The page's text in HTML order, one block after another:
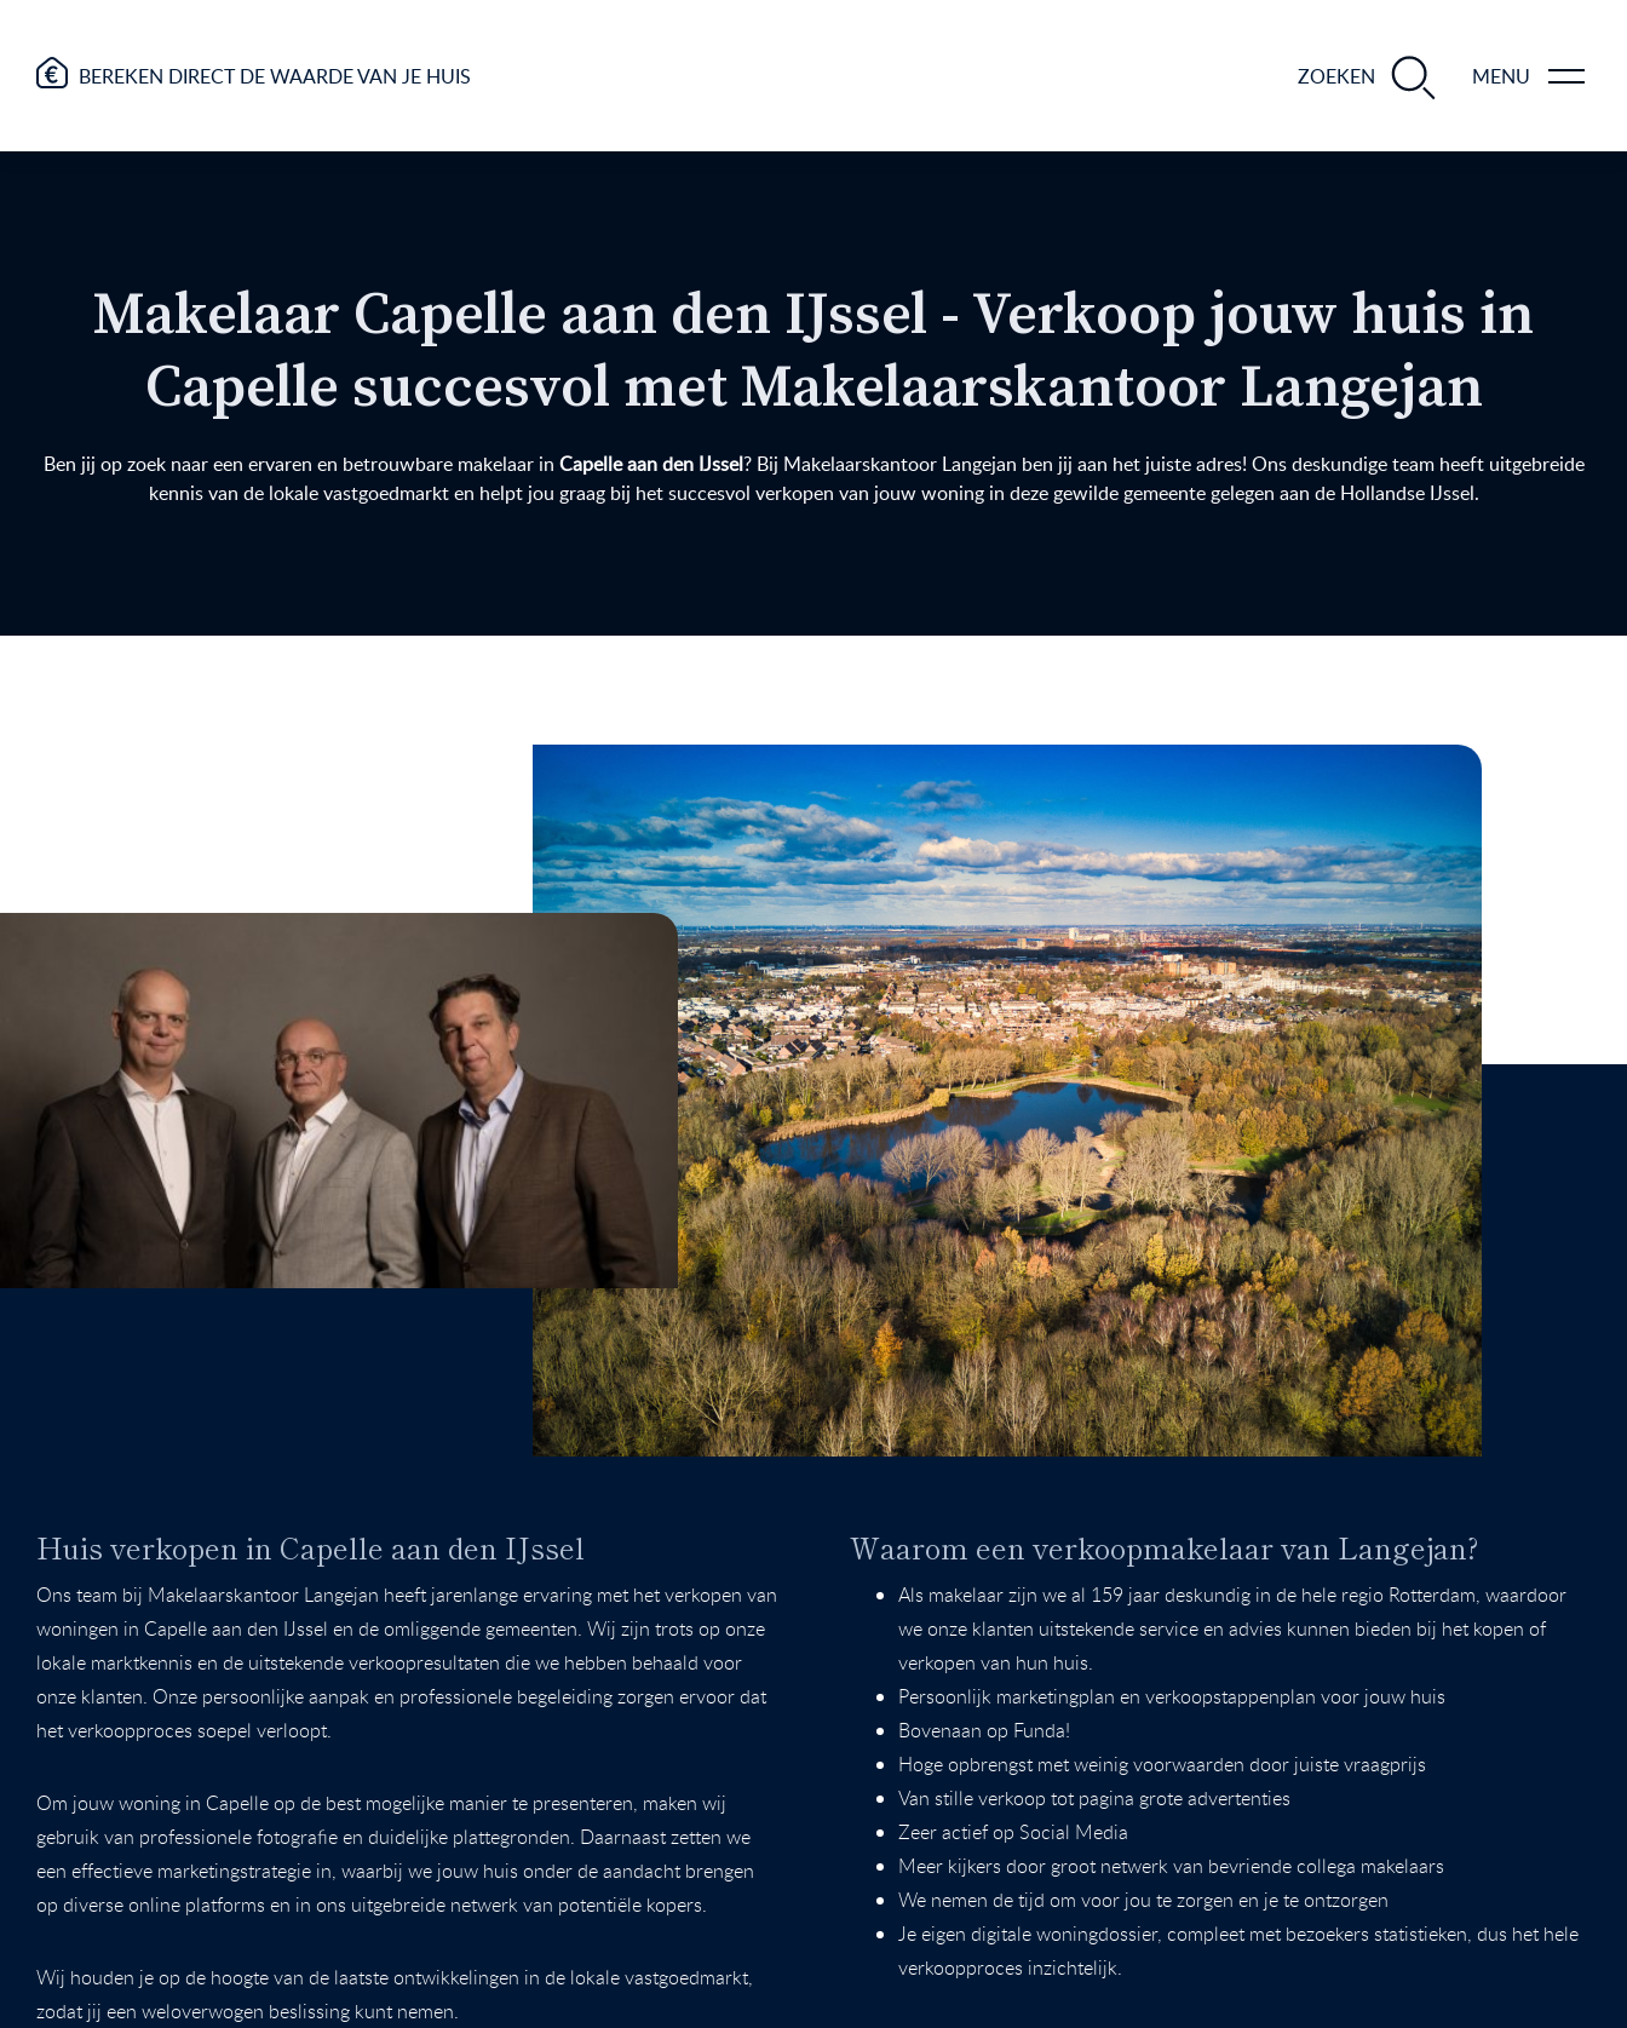
BEREKEN DIRECT DE WAARDE VAN JE HUIS ZOEKEN MENU
Makelaar Capelle aan den IJssel - Verkoop jouw huis in
Capelle succesvol met Makelaarskantoor Langejan
Ben jij op zoek naar een ervaren en betrouwbare makelaar in Capelle aan den IJssel? Bij Makelaarskantoor Langejan ben jij aan het juiste adres! Ons deskundige team heeft uitgebreide
kennis van de lokale vastgoedmarkt en helpt jou graag bij het succesvol verkopen van jouw woning in deze gewilde gemeente gelegen aan de Hollandse IJssel.
Huis verkopen in Capelle aan den IJssel
Ons team bij Makelaarskantoor Langejan heeft jarenlange ervaring met het verkopen van
woningen in Capelle aan den IJssel en de omliggende gemeenten. Wij zijn trots op onze
lokale marktkennis en de uitstekende verkoopresultaten die we hebben behaald voor
onze klanten. Onze persoonlijke aanpak en professionele begeleiding zorgen ervoor dat
het verkoopproces soepel verloopt.
Om jouw woning in Capelle op de best mogelijke manier te presenteren, maken wij
gebruik van professionele fotografie en duidelijke plattegronden. Daarnaast zetten we
een effectieve marketingstrategie in, waarbij we jouw huis onder de aandacht brengen
op diverse online platforms en in ons uitgebreide netwerk van potentiële kopers.
Wij houden je op de hoogte van de laatste ontwikkelingen in de lokale vastgoedmarkt,
zodat jij een weloverwogen beslissing kunt nemen.
Waarom een verkoopmakelaar van Langejan?
Als makelaar zijn we al 159 jaar deskundig in de hele regio Rotterdam, waardoor
we onze klanten uitstekende service en advies kunnen bieden bij het kopen of
verkopen van hun huis.
Persoonlijk marketingplan en verkoopstappenplan voor jouw huis
Bovenaan op Funda!
Hoge opbrengst met weinig voorwaarden door juiste vraagprijs
Van stille verkoop tot pagina grote advertenties
Zeer actief op Social Media
Meer kijkers door groot netwerk van bevriende collega makelaars
We nemen de tijd om voor jou te zorgen en je te ontzorgen
Je eigen digitale woningdossier, compleet met bezoekers statistieken, dus het hele
verkoopproces inzichtelijk.